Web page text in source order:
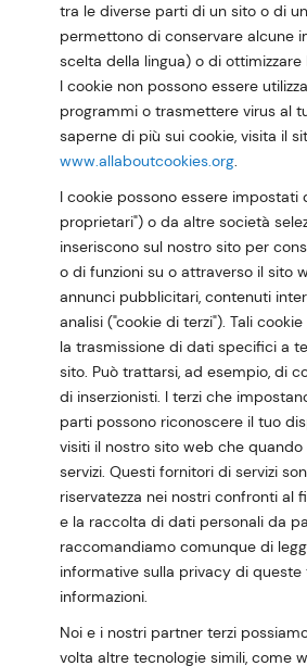
tra le diverse parti di un sito o di
permettono di conservare alcune
scelta della lingua) o di ottimizzare
I cookie non possono essere
programmi o trasmettere virus al
saperne di più sui cookie, visita il
www.allaboutcookies.org.
I cookie possono essere impostati
proprietari") o da altre società
inseriscono sul nostro sito per
o di funzioni su o attraverso il sito
annunci pubblicitari, contenuti
analisi ("cookie di terzi"). Tali
la trasmissione di dati specifici a
sito. Può trattarsi, ad esempio, di
di inserzionisti. I terzi che
parti possono riconoscere il tuo
visiti il nostro sito web che
servizi. Questi fornitori di servizi
riservatezza nei nostri confronti al
e la raccolta di dati personali da
raccomandiamo comunque di
informative sulla privacy di
informazioni.
Noi e i nostri partner terzi
volta altre tecnologie simili, come